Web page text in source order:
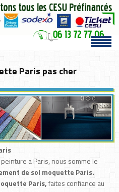
Paris pas cher
a Paris, nous somme le
de sol moquette Paris.
Paris,faites confiance au